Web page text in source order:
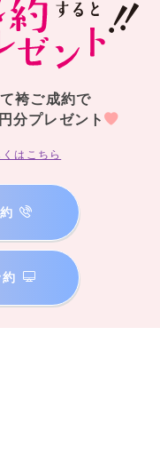
袴ご成約で
分プレゼント
はこちら
約